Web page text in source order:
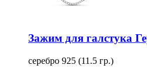
Зажим для галстука
серебро 925 (11.5 гр.)